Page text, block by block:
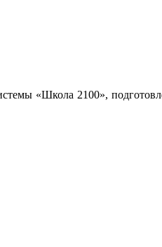
«Школа 2100»,